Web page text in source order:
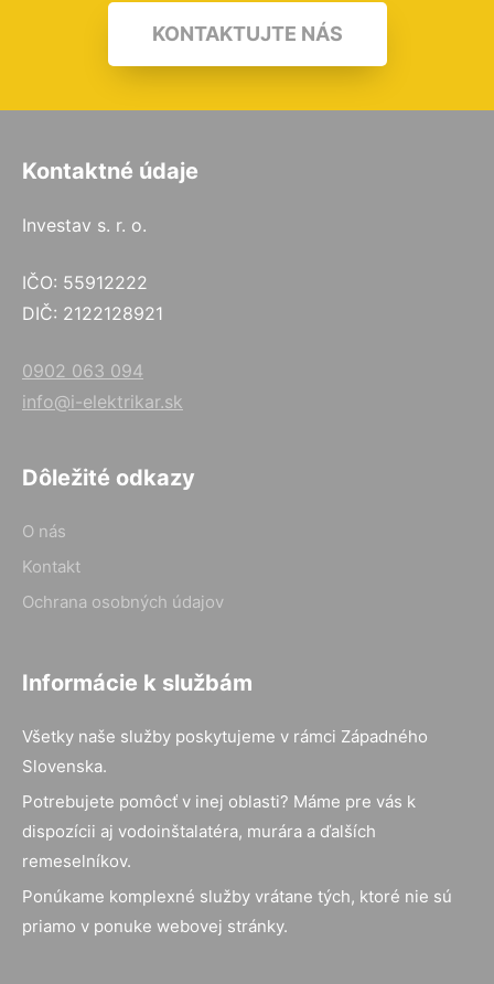
KONTAKTUJTE NÁS
Kontaktné údaje
Investav s. r. o.
IČO: 55912222
DIČ: 2122128921
0902 063 094
info@i-elektrikar.sk
Dôležité odkazy
O nás
Kontakt
Ochrana osobných údajov
Informácie k službám
Všetky naše služby poskytujeme v rámci Západného
Slovenska.
Potrebujete pomôcť v inej oblasti? Máme pre vás k
dispozícii aj vodoinštalatéra, murára a ďalších
remeselníkov.
Ponúkame komplexné služby vrátane tých, ktoré nie sú
priamo v ponuke webovej stránky.